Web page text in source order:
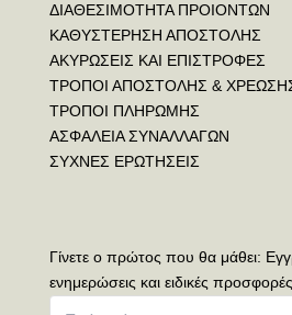
ΔΙΑΘΕΣΙΜΟΤΗΤΑ ΠΡΟΙΟΝΤΩΝ
ΚΑΘΥΣΤΕΡΗΣΗ ΑΠΟΣΤΟΛΗΣ
ΑΚΥΡΩΣΕΙΣ ΚΑΙ ΕΠΙΣΤΡΟΦΕΣ
ΤΡΟΠΟΙ ΑΠΟΣΤΟΛΗΣ &
ΤΡΟΠΟΙ ΠΛΗΡΩΜΗΣ
ΑΣΦΑΛΕΙΑ ΣΥΝΑΛΛΑΓΩΝ
ΣΥΧΝΕΣ ΕΡΩΤΗΣΕΙΣ
Γίνετε ο πρώτος που θα μάθει:
ενημερώσεις και ειδικές